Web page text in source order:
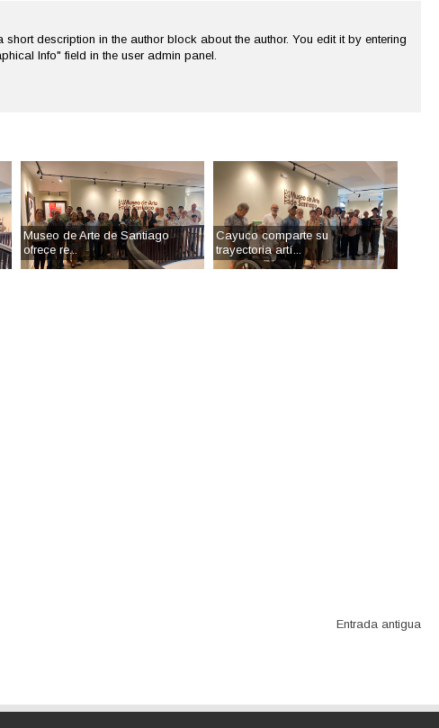
short description in the author block about the author. You edit it by entering
Info" field in the user admin panel.
Museo de Arte de Santiago
ofrece re...
Cayuco comparte su
trayectoria artí...
Entrada antigua